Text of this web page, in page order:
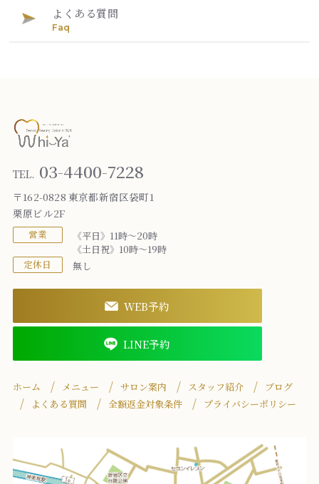
よくある質問
Faq
TEL. 03-4400-7228
〒162-0828 東京都新宿区袋町1
栗原ビル2F
営業
《平日》11時～20時
《土日祝》10時～19時
定休日 無し
WEB予約
LINE予約
ホーム メニュー サロン案内 スタッフ紹介
ブログ
よくある質問
全額返金対象条件 プライバシーポリシー